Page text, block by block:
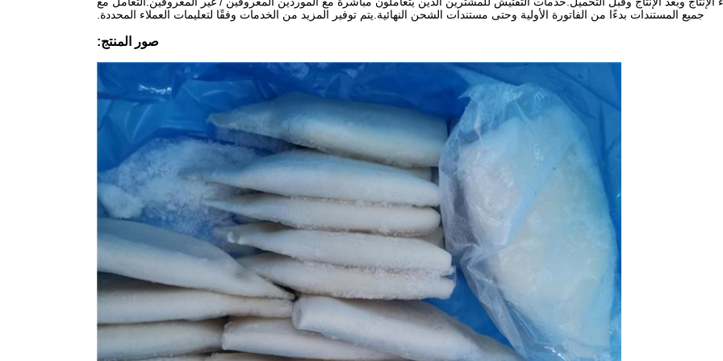
جميع المستندات بدءًا من الفاتورة الأولية وحتى مستندات الشحن النهائية.يتم توفير المزيد من الخدمات وفقًا لتعليمات العملاء المحددة.
صور المنتج: